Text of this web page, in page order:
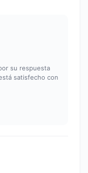
su respuesta
satisfecho con